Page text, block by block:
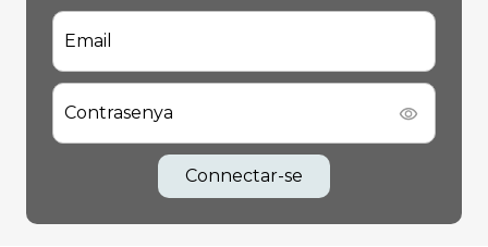
Email
Contrasenya
Connectar-se